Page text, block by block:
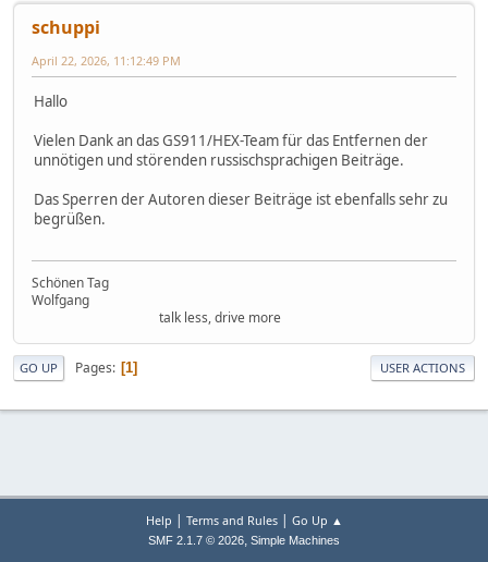
schuppi
April 22, 2026, 11:12:49 PM
Hallo
Vielen Dank an das GS911/HEX-Team für das Entfernen der
unnötigen und störenden russischsprachigen Beiträge.
Das Sperren der Autoren dieser Beiträge ist ebenfalls sehr zu
begrüßen.
Schönen Tag
Wolfgang
talk less, drive more
GO UP Pages 1 USER ACTIONS
Help | Terms and Rules| Go Up ▲
SMF 2.1.7 © 2026, Simple Machines